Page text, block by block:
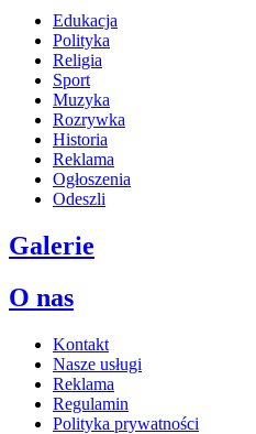
Edukacja
Polityka
Religia
Sport
Muzyka
Rozrywka
Historia
Reklama
Ogłoszenia
Odeszli
Galerie
O nas
Kontakt
Nasze usługi
Reklama
Regulamin
Polityka prywatności